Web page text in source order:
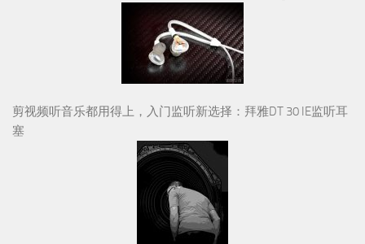
剪视频听音乐都用得上，入门监听新选择：拜雅DT 30 IE监听耳
塞